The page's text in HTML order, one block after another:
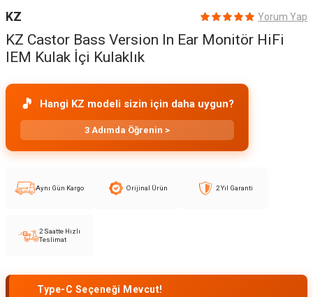
KZ Yorum Yap
KZ Castor Bass Version In Ear Monitör HiFi
IEM Kulak İçi Kulaklık
🎵 Hangi KZ modeli sizin için daha uygun?
3 Adımda Öğrenin >
Aynı Gün Kargo Orijinal Ürün 2 Yıl Garanti
2 Saatte Hızlı
Teslimat
Type-C Seçeneği Mevcut!